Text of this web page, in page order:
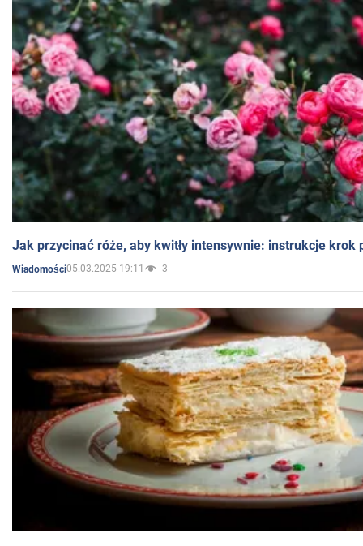
Jak przycinać róże, aby kwitły intensywnie: instrukcje krok
Wiadomości05.03.2025 19:11 3